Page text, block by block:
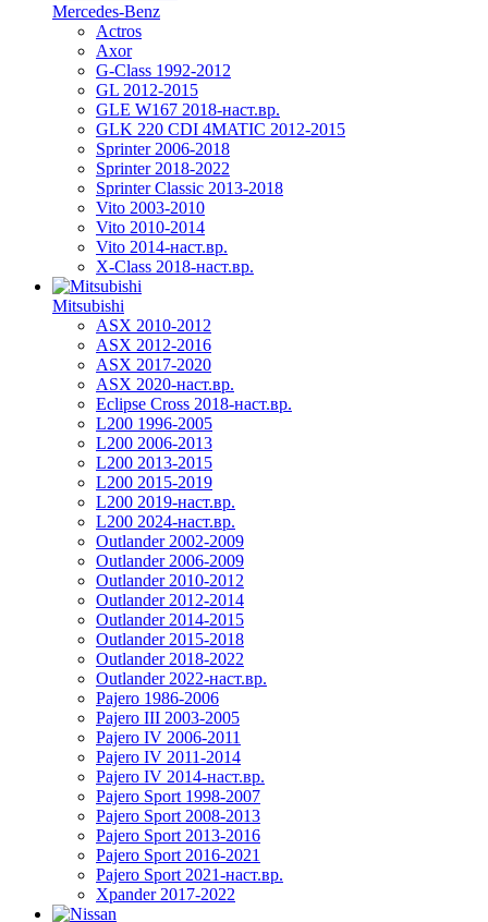
Mercedes-Benz
Actros
Axor
G-Class 1992-2012
GL 2012-2015
GLE W167 2018-наст.вр.
GLK 220 CDI 4MATIC 2012-2015
Sprinter 2006-2018
Sprinter 2018-2022
Sprinter Classic 2013-2018
Vito 2003-2010
Vito 2010-2014
Vito 2014-наст.вр.
X-Class 2018-наст.вр.
Mitsubishi
ASX 2010-2012
ASX 2012-2016
ASX 2017-2020
ASX 2020-наст.вр.
Eclipse Cross 2018-наст.вр.
L200 1996-2005
L200 2006-2013
L200 2013-2015
L200 2015-2019
L200 2019-наст.вр.
L200 2024-наст.вр.
Outlander 2002-2009
Outlander 2006-2009
Outlander 2010-2012
Outlander 2012-2014
Outlander 2014-2015
Outlander 2015-2018
Outlander 2018-2022
Outlander 2022-наст.вр.
Pajero 1986-2006
Pajero III 2003-2005
Pajero IV 2006-2011
Pajero IV 2011-2014
Pajero IV 2014-наст.вр.
Pajero Sport 1998-2007
Pajero Sport 2008-2013
Pajero Sport 2013-2016
Pajero Sport 2016-2021
Pajero Sport 2021-наст.вр.
Xpander 2017-2022